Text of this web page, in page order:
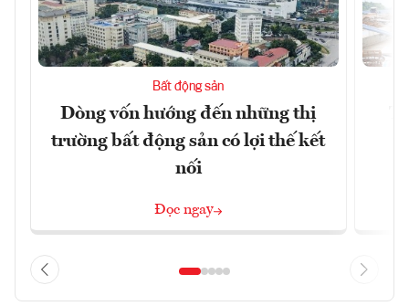
Bất động sản
Dòng vốn hướng đến những thị
trường bất động sản có lợi thế kết
nối
Đọc ngay